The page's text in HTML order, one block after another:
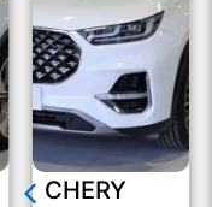
CHERY